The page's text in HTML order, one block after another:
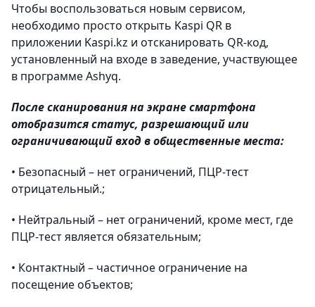
Чтобы воспользоваться новым сервисом,
необходимо просто открыть Kaspi QR в
приложении Kaspi.kz и отсканировать QR-код,
установленный на входе в заведение, участвующее
в программе Ashyq.
После сканирования на экране смартфона
отобразится статус, разрешающий или
ограничивающий вход в общественные места:
• Безопасный – нет ограничений, ПЦР-тест
отрицательный.;
• Нейтральный – нет ограничений, кроме мест, где
ПЦР-тест является обязательным;
• Контактный – частичное ограничение на
посещение объектов;